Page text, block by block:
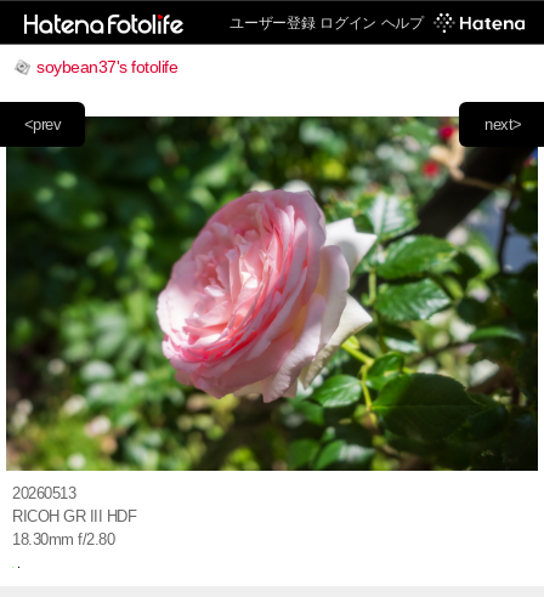
ユーザー登録 ログイン ヘルプ
soybean37's fotolife
next>
<prev
20260513
RICOH GR III HDF
18.30mm f/2.80